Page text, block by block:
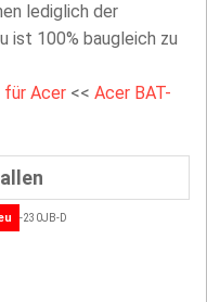
lediglich der
ist 100% baugleich zu
für Acer << Acer BAT-